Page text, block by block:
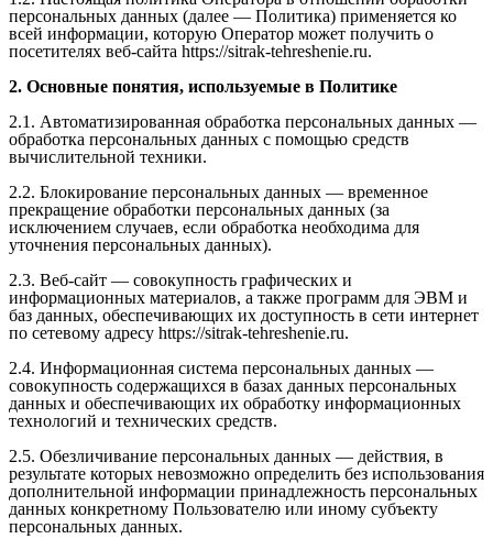
персональных данных (далее — Политика) применяется ко
всей информации, которую Оператор может получить о
посетителях веб-сайта https://sitrak-tehreshenie.ru.
2. Основные понятия, используемые в Политике
2.1. Автоматизированная обработка персональных данных —
обработка персональных данных с помощью средств
вычислительной техники.
2.2. Блокирование персональных данных — временное
прекращение обработки персональных данных (за
исключением случаев, если обработка необходима для
уточнения персональных данных).
2.3. Веб-сайт — совокупность графических и
информационных материалов, а также программ для ЭВМ и
баз данных, обеспечивающих их доступность в сети интернет
по сетевому адресу https://sitrak-tehreshenie.ru.
2.4. Информационная система персональных данных —
совокупность содержащихся в базах данных персональных
данных и обеспечивающих их обработку информационных
технологий и технических средств.
2.5. Обезличивание персональных данных — действия, в
результате которых невозможно определить без использования
дополнительной информации принадлежность персональных
данных конкретному Пользователю или иному субъекту
персональных данных.